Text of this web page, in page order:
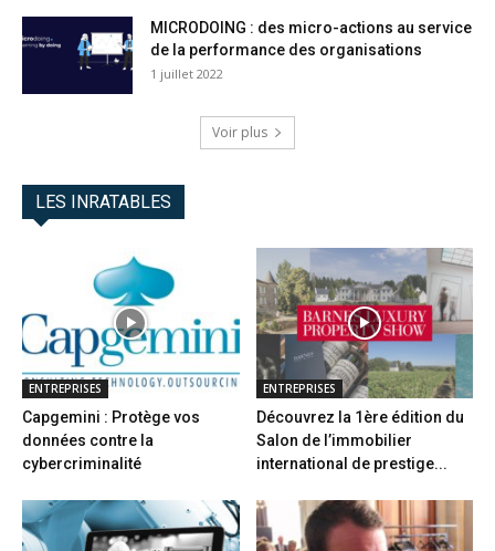
MICRODOING : des micro-actions au service
de la performance des organisations
1 juillet 2022
Voir plus
LES INRATABLES
ENTREPRISES
Capgemini : Protège vos
données contre la
cybercriminalité
ENTREPRISES
Découvrez la 1ère édition du
Salon de l’immobilier
international de prestige...